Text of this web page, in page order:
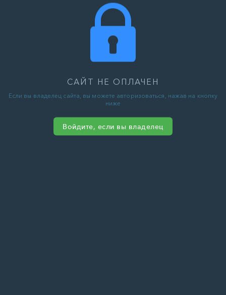
САЙТ НЕ ОПЛАЧЕН
Если вы владелец сайта, вы можете авторизоваться, нажав на кнопку
ниже
Войдите, если вы владелец